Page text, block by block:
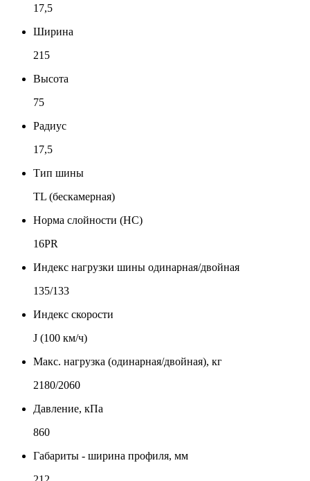
17,5
Ширина
215
Высота
75
Радиус
17,5
Тип шины
TL (бескамерная)
Норма слойности (НС)
16PR
Индекс нагрузки шины одинарная/двойная
135/133
Индекс скорости
J (100 км/ч)
Макс. нагрузка (одинарная/двойная), кг
2180/2060
Давление, кПа
860
Габариты - ширина профиля, мм